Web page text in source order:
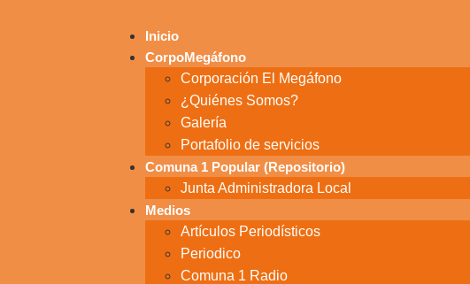
Inicio
CorpoMegáfono
Corporación El Megáfono
¿Quiénes Somos?
Galería
Portafolio de servicios
Comuna 1 Popular (Repositorio)
Junta Administradora Local
Medios
Artículos Periodísticos
Periodico
Comuna 1 Radio